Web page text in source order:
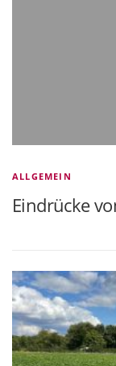
ALLGEMEIN
Eindrücke